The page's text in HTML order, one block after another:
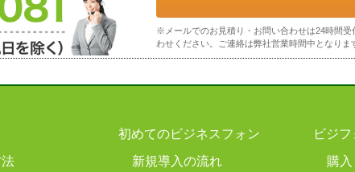
※メールでのお見積り・お問い合わせは24時間
わせください。ご連絡は弊社営業時間中となりま
初めてのビジネスフォン
新規導入の流れ
ビジ
購